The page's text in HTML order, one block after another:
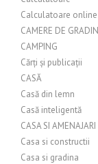
Calculatoare online
CAMERE DE
CAMPING
Cărți și publicații
CASĂ
Casă din lemn
Casă inteligentă
CASA SI AMENAJARI
Casa si constructii
Casa si gradina